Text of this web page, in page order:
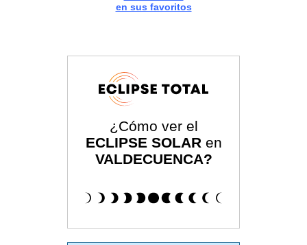
en sus favoritos
¿Cómo ver el
ECLIPSE SOLAR en
VALDECUENCA?